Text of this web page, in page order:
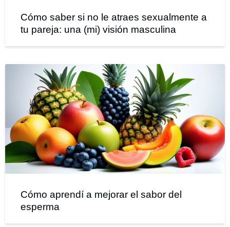
Cómo saber si no le atraes sexualmente a
tu pareja: una (mi) visión masculina
Cómo aprendí a mejorar el sabor del
esperma